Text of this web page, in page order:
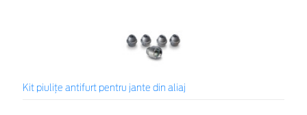
Kit piuliţe antifurt pentru jante din aliaj